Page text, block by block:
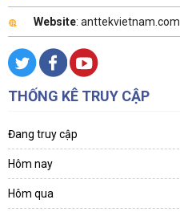
Website: anttekvietnam.com
THỐNG KÊ TRUY CẬP
Đang truy cập
Hôm nay
Hôm qua